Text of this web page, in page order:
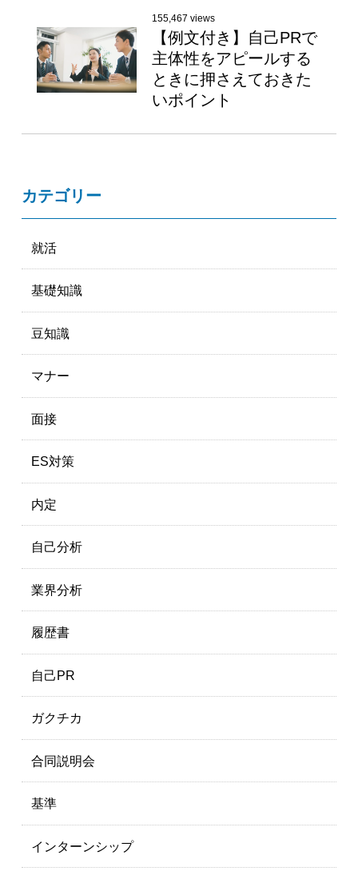
155,467 views
【例文付き】自己PRで
主体性をアピールする
ときに押さえておきた
いポイント
カテゴリー
就活
基礎知識
豆知識
マナー
面接
ES対策
内定
自己分析
業界分析
履歴書
自己PR
ガクチカ
合同説明会
基準
インターンシップ